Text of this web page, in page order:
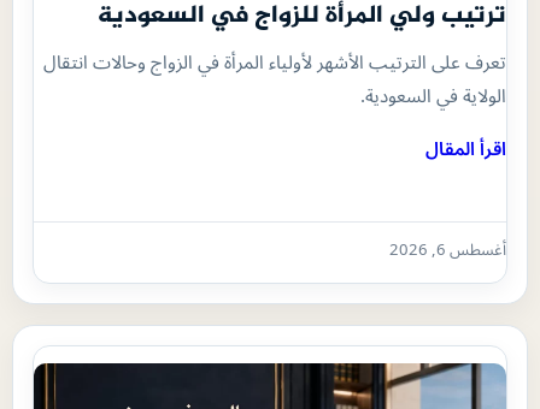
ترتيب ولي المرأة للزواج في السعودية
تعرف على الترتيب الأشهر لأولياء المرأة في الزواج وحالات انتقال
الولاية في السعودية.
اقرأ المقال
أغسطس 6, 2026